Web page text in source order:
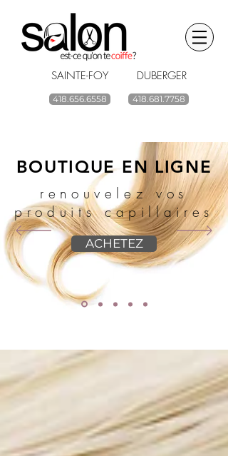
SAINTE-FOY DUBERGER
418.656.6558 418.681.7758
BOUTIQUE EN LIGNE
renouvelez vos
produits capillaires
ACHETEZ